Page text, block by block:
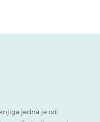
jedna je od